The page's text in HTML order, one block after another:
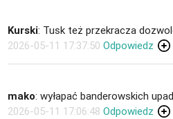
Kurski: Tusk też przekracza
2026-05-11 17:37:50 Odpowiedz
mako: wyłapać banderowskich
2026-05-11 17:06:48 Odpowiedz